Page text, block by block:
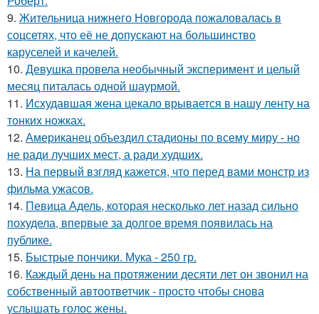
9. Жительница нижнего Новгорода пожаловалась в
соцсетях, что её не допускают на большинство
каруселей и качелей.
10. Девушка провела необычный эксперимент и целый
месяц питалась одной шаурмой.
11. Исхудавшая жена цекало врывается в нашу ленту на
тонких ножках.
12. Американец объездил стадионы по всему миру - но
не ради лучших мест, а ради худших.
13. На первый взгляд кажется, что перед вами монстр из
фильма ужасов.
14. Певица Адель, которая несколько лет назад сильно
похудела, впервые за долгое время появилась на
публике.
15. Быстрые пончики. Мука - 250 гр.
16. Каждый день на протяжении десяти лет он звонил на
собственный автоответчик - просто чтобы снова
услышать голос жены.